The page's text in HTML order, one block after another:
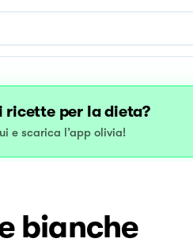
ricette per la dieta?
e scarica l’app olivia!
bianche